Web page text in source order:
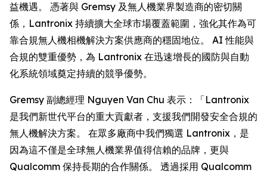
益機遇。 憑著與 Gremsy 及無人機業界製造商的密切關
係，Lantronix 持續擴大全球市場覆蓋範圍，強化其作為可
靠合規無人機相機解決方案供應商的穩固地位。 AI 性能與
合規的雙重優勢，為 Lantronix 在迅速增長的國防與自動
化系統領域奠定持續的競爭優勢。
Gremsy 副總經理 Nguyen Van Chu 表示：「Lantronix
是我們新世代平台的重大貢獻者，支援我們開發安全合規的
無人機解決方案。 在眾多廠商中我們獨選 Lantronix，是
因為這不僅是全球無人機業界值得信賴的品牌，更與
Qualcomm 保持長期的合作關係。 透過採用 Qualcomm